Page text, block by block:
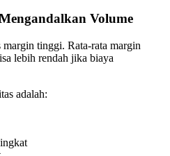
Volume
tinggi. Rata-rata margin
lebih rendah jika biaya
adalah: